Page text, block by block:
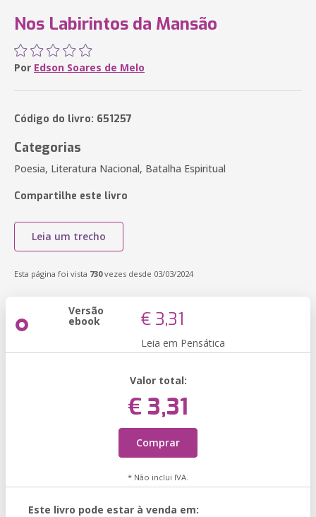
Nos Labirintos da Mansão
Por Edson Soares de Melo
Código do livro: 651257
Categorias
Poesia, Literatura Nacional, Batalha Espiritual
Compartilhe este livro
Leia um trecho
Esta página foi vista 730vezes desde 03/03/2024
Versão
ebook € 3,31
Leia em Pensática
Valor total:
€ 3,31
Comprar
* Não inclui IVA.
Este livro pode estar à venda em: